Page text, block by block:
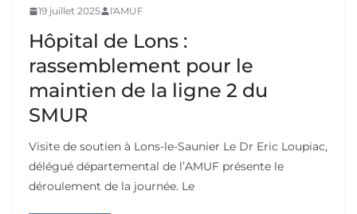
19 juillet 2025 l'AMUF
Hôpital de Lons :
rassemblement pour le
maintien de la ligne 2 du
SMUR
Visite de soutien à Lons-le-Saunier Le Dr Eric Loupiac,
délégué départemental de l’AMUF présente le
déroulement de la journée. Le